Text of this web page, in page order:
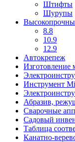
Штифты
Шурупы
8.8
10.9
12.9
Автокрепеж
Инструмент
Абразив,
Сварочные
Садовый
Таблица
Канатно-